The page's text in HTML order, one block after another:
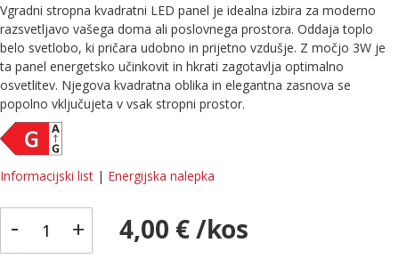
Vgradni stropna kvadratni LED panel je idealna izbira za moderno
razsvetljavo vašega doma ali poslovnega prostora. Oddaja toplo
belo svetlobo, ki pričara udobno in prijetno vzdušje. Z močjo 3W je
ta panel energetsko učinkovit in hkrati zagotavlja optimalno
osvetlitev. Njegova kvadratna oblika in elegantna zasnova se
popolno vključujeta v vsak stropni prostor.
Informacijski list | Energijska nalepka
- + 4,00 € /kos